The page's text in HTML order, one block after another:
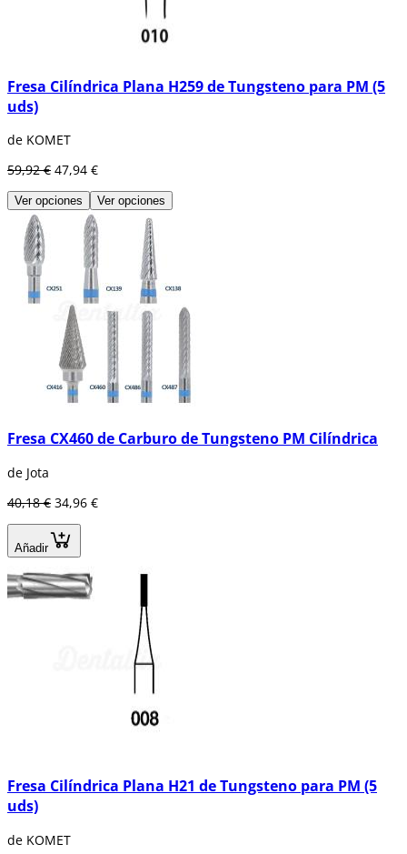
Fresa Cilíndrica Plana H259 de Tungsteno para PM (5
uds)
de KOMET
59,92 € 47,94 €
Ver opciones Ver opciones
Fresa CX460 de Carburo de Tungsteno PM Cilíndrica
de Jota
40,18 € 34,96 €
Añadir
Fresa Cilíndrica Plana H21 de Tungsteno para PM (5
uds)
de KOMET